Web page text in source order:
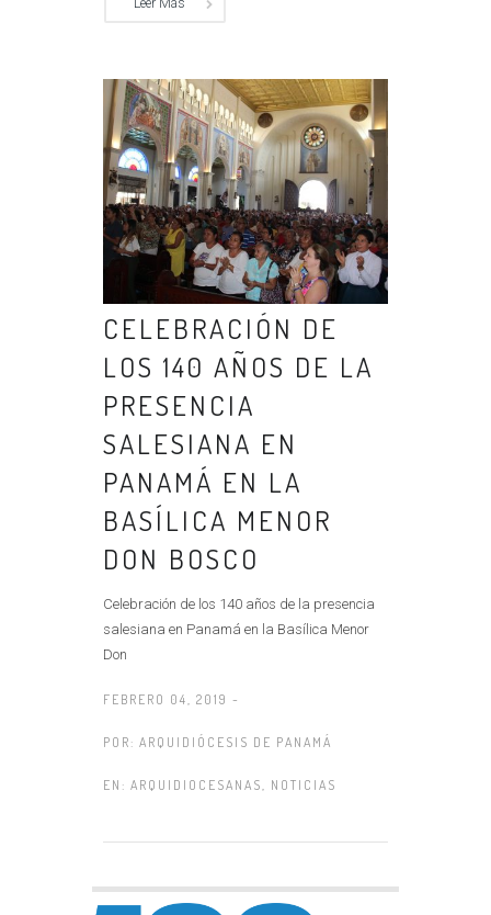
Leer Más
CELEBRACIÓN DE
LOS 140 AÑOS DE LA
PRESENCIA
SALESIANA EN
PANAMÁ EN LA
BASÍLICA MENOR
DON BOSCO
Celebración de los 140 años de la presencia
salesiana en Panamá en la Basílica Menor
Don
FEBRERO 04, 2019 -
POR: ARQUIDIÓCESIS DE PANAMÁ
EN: ARQUIDIOCESANAS NOTICIAS